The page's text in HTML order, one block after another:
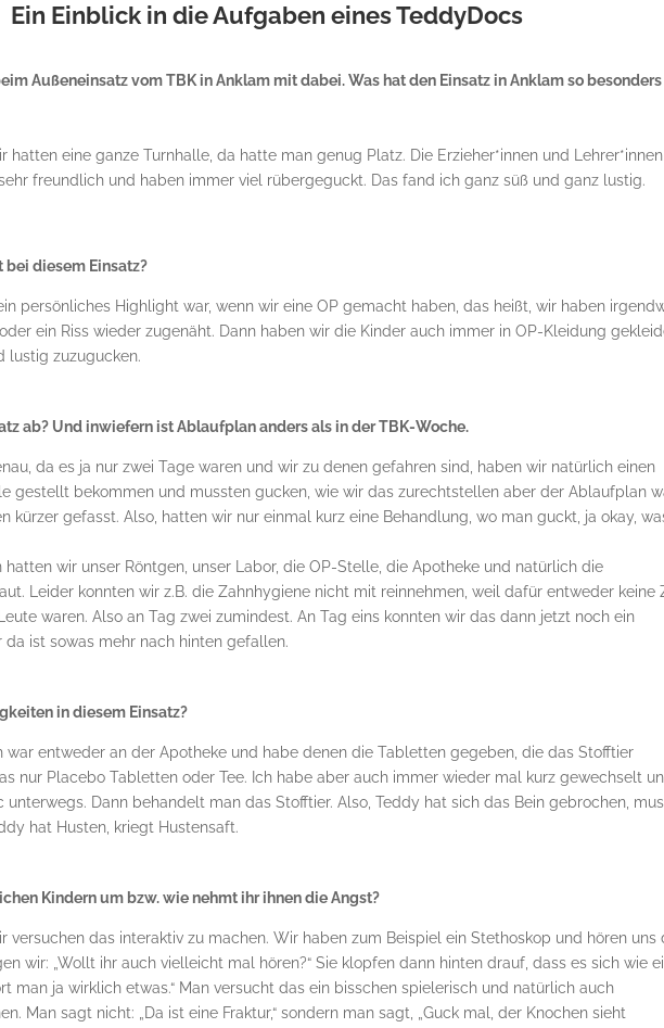
Ein Einblick in die Aufgaben eines TeddyDocs
Außeneinsatz vom TBK in Anklam mit dabei. Was hat den Einsatz in Anklam so besonders
hatten eine ganze Turnhalle, da hatte man genug Platz. Die Erzieher*innen und Lehrer*innen
freundlich und haben immer viel rübergeguckt. Das fand ich ganz süß und ganz lustig.
diesem Einsatz?
persönliches Highlight war, wenn wir eine OP gemacht haben, das heißt, wir haben
ein Riss wieder zugenäht. Dann haben wir die Kinder auch immer in OP-Kleidung
lustig zuzugucken.
ab? Und inwiefern ist Ablaufplan anders als in der TBK-Woche.
da es ja nur zwei Tage waren und wir zu denen gefahren sind, haben wir natürlich einen
gestellt bekommen und mussten gucken, wie wir das zurechtstellen aber der Ablaufplan
kürzer gefasst. Also, hatten wir nur einmal kurz eine Behandlung, wo man guckt, ja okay,
hatten wir unser Röntgen, unser Labor, die OP-Stelle, die Apotheke und natürlich die
Leider konnten wir z.B. die Zahnhygiene nicht mit reinnehmen, weil dafür entweder keine
waren. Also an Tag zwei zumindest. An Tag eins konnten wir das dann jetzt noch ein
da ist sowas mehr nach hinten gefallen.
in diesem Einsatz?
war entweder an der Apotheke und habe denen die Tabletten gegeben, die das Stofftier
nur Placebo Tabletten oder Tee. Ich habe aber auch immer wieder mal kurz gewechselt
unterwegs. Dann behandelt man das Stofftier. Also, Teddy hat sich das Bein gebrochen,
hat Husten, kriegt Hustensaft.
Kindern um bzw. wie nehmt ihr ihnen die Angst?
versuchen das interaktiv zu machen. Wir haben zum Beispiel ein Stethoskop und hören uns
wir: „Wollt ihr auch vielleicht mal hören?“ Sie klopfen dann hinten drauf, dass es sich wie
man ja wirklich etwas.“ Man versucht das ein bisschen spielerisch und natürlich auch
Man sagt nicht: „Da ist eine Fraktur,“ sondern man sagt, „Guck mal, der Knochen sieht